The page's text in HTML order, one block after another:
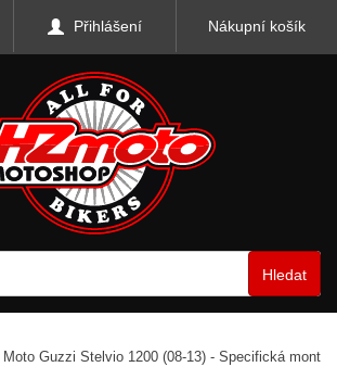
Přihlášení Nákupní košík
Hledat
a GPS
motocyklu
Moto Guzzi Stelvio 1200 (08-13) - Specifická